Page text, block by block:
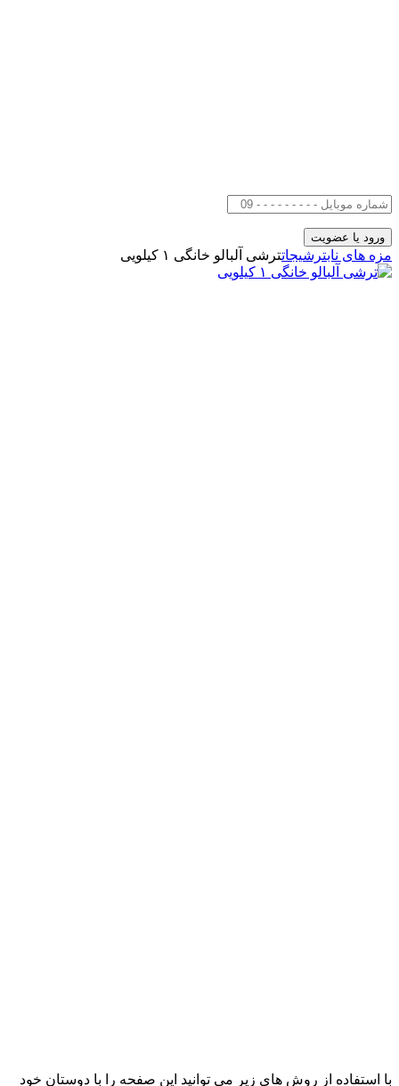
مزه های نابترشیجاتترشی آلبالو خانگی ۱ کیلویی
با استفاده از روش های زیر می توانید این صفحه را با دوستان خود